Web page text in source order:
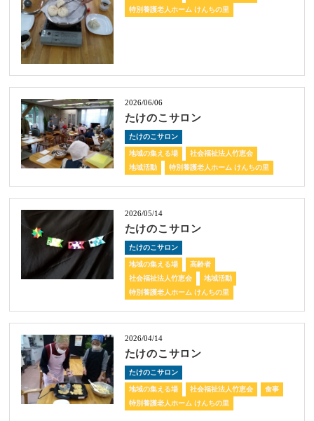
特別養護老人ホーム けんちの里
2026/06/06
たけのこサロン
たけのこサロン
地域の集える場
社会福祉法人竹恵会
地域活動
特別養護老人ホーム けんちの里
2026/05/14
たけのこサロン
たけのこサロン
地域の集える場
高齢者
社会福祉法人竹恵会
地域活動
特別養護老人ホーム けんちの里
2026/04/14
たけのこサロン
たけのこサロン
地域の集える場 社会福祉法人竹恵会
食事
特別養護老人ホーム けんちの里